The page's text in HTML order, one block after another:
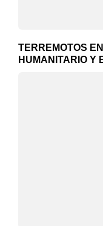
TERREMOTOS
HUMANITARIO Y